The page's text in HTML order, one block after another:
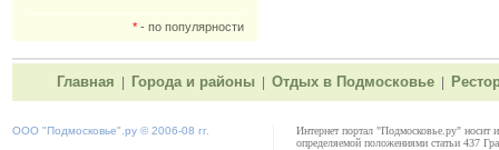
*- по популярности
Главная Города и районы Отдых в Подмосковье
ООО "Подмосковье" .ру © 2006-08 гг.
Интернет портал "Подмосковье.ру" носит
определяемой положениями статьи 437